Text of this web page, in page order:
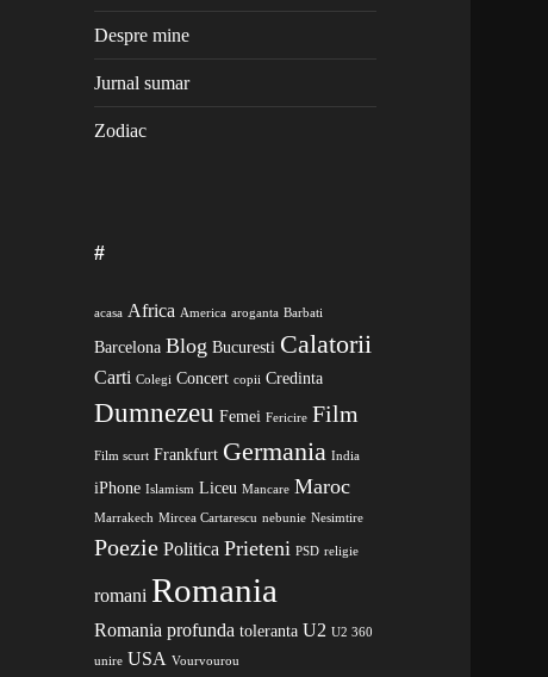
Despre mine
Jurnal sumar
Zodiac
#
acasa Africa America aroganta Barbati
Barcelona Blog Bucuresti Calatorii
Carti Colegi Concert copii Credinta
Dumnezeu Femei Fericire Film
Film scurt Frankfurt Germania India
iPhone Islamism Liceu Mancare Maroc
Marrakech Mircea Cartarescu nebunie Nesimtire
Poezie Politica Prieteni PSD religie
romani Romania
Romania profunda toleranta U2 U2 360
unire USA Vourvourou